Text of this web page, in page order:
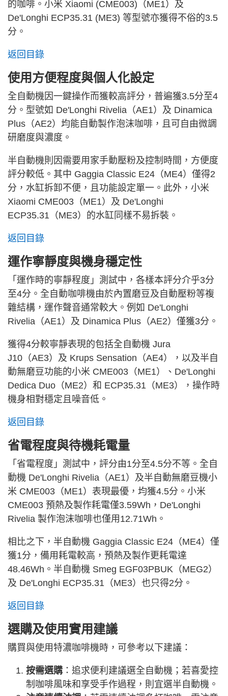
的咖啡。小米 Xiaomi (CME003)（ME1）及
De'Longhi ECP35.31 (ME3) 等型號亦獲得不俗的3.5
分。
返回目錄
使用方便程度與個人化設定
全自動機因一鍵操作而獲較高評分，普遍獲3.5分至4
分。型號如 De'Longhi Rivelia（AE1）及 Dinamica
Plus（AE2）均能自動製作泡沫咖啡，且可自由微調
研磨度與濃度。
半自動機則因需要用家手動壓粉及控制時間，方便度
評分較低。其中 Gaggia Classic E24（ME4）僅得2
分，水缸拆卸不便，且功能設定單一。此外，小米
Xiaomi CME003（ME1）及 De'Longhi
ECP35.31（ME3）的水缸同樣不易拆裝。
返回目錄
運作寧靜度與機身穩定性
「運作時的寧靜程度」測試中，各樣本評分介乎3分
至4分。全自動咖啡機由於內置磨豆及自動壓粉等複
雜結構，運作聲音通常較大。例如 De'Longhi
Rivelia（AE1）及 Dinamica Plus（AE2）僅獲3分。
獲得4分較寧靜表現的包括全自動機 Jura
J10（AE3）及 Krups Sensation（AE4），以及半自
動無磨豆功能的小米 CME003（ME1）、De'Longhi
Dedica Duo（ME2）和 ECP35.31（ME3），操作時
機身相對穩定且噪音低。
返回目錄
省電程度與待機耗電量
「省電程度」測試中，評分由1分至4.5分不等。全自
動機 De'Longhi Rivelia（AE1）及半自動無磨豆機小
米 CME003（ME1）表現最優，均獲4.5分。小米
CME003 預熱及製作耗電僅3.59Wh，De'Longhi
Rivelia 製作泡沫咖啡也僅用12.71Wh。
相比之下，半自動機 Gaggia Classic E24（ME4）僅
獲1分，備用耗電較高，預熱及製作更耗電達
48.46Wh。半自動機 Smeg EGF03PBUK（MEG2）
及 De'Longhi ECP35.31（ME3）也只得2分。
返回目錄
選購及使用實用建議
購買與使用特濃咖啡機時，可參考以下建議：
按需選購 ：追求便利建議選全自動機；若喜愛控
制咖啡風味和享受手作過程，則宜選半自動機。